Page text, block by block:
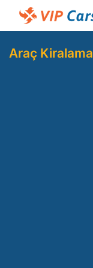
Araç Kiralama